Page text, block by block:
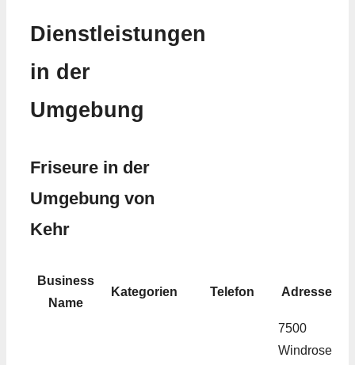
Dienstleistungen
in der
Umgebung
Friseure in der
Umgebung von
Kehr
Business
Name
Kategorien Telefon Adresse
7500
Windrose